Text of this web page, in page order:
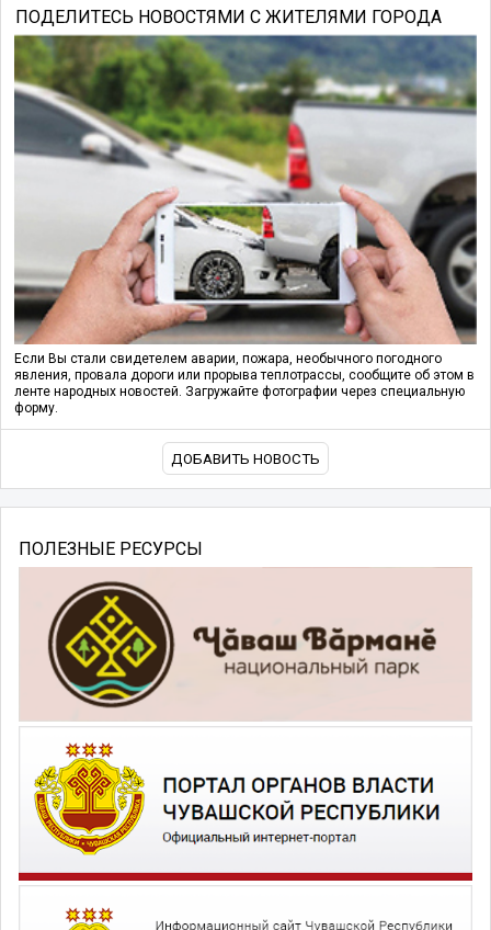
ПОДЕЛИТЕСЬ НОВОСТЯМИ С ЖИТЕЛЯМИ ГОРОДА
Если Вы стали свидетелем аварии, пожара, необычного погодного
явления, провала дороги или прорыва теплотрассы, сообщите об этом в
ленте народных новостей. Загружайте фотографии через специальную
форму.
ДОБАВИТЬ НОВОСТЬ
ПОЛЕЗНЫЕ РЕСУРСЫ